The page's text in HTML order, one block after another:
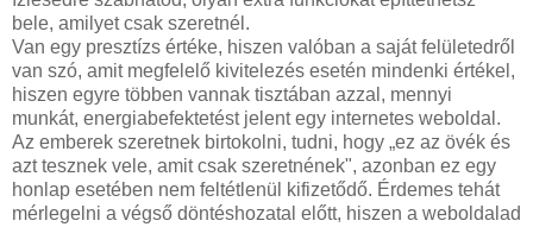
bele, amilyet csak szeretnél.
Van egy presztízs értéke, hiszen valóban a saját felületedről
van szó, amit megfelelő kivitelezés esetén mindenki értékel,
hiszen egyre többen vannak tisztában azzal, mennyi
munkát, energiabefektetést jelent egy internetes weboldal.
Az emberek szeretnek birtokolni, tudni, hogy „ez az övék és
azt tesznek vele, amit csak szeretnének", azonban ez egy
honlap esetében nem feltétlenül kifizetődő. Érdemes tehát
mérlegelni a végső döntéshozatal előtt, hiszen a weboldalad